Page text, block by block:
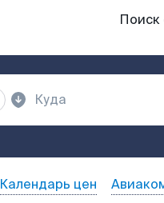
Поиск
Календарь цен